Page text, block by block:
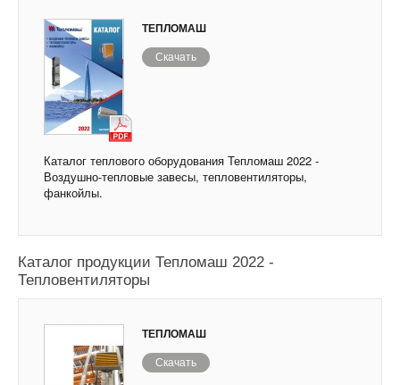
ТЕПЛОМАШ
Скачать
Каталог теплового оборудования Тепломаш 2022 -
Воздушно-тепловые завесы, тепловентиляторы,
фанкойлы.
Каталог продукции Тепломаш 2022 -
Тепловентиляторы
ТЕПЛОМАШ
Скачать